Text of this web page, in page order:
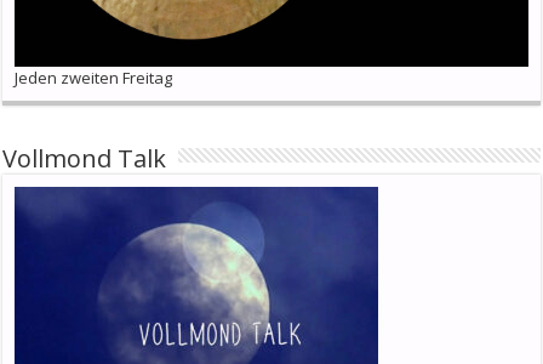
Jeden zweiten Freitag
Vollmond Talk